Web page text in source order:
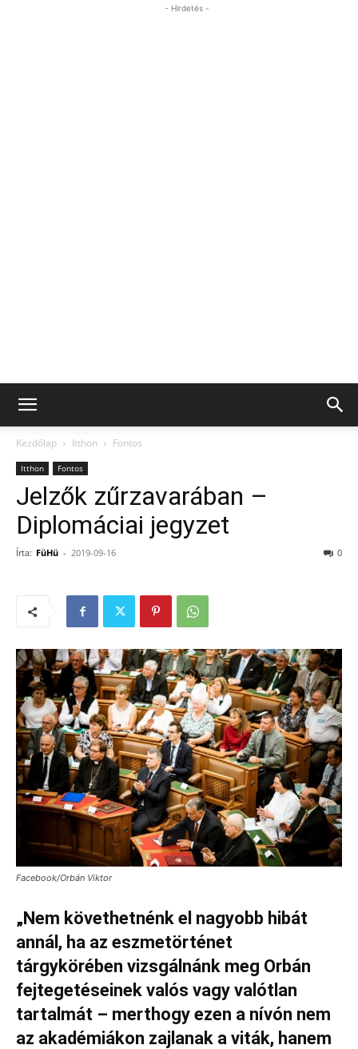
- Hirdetés -
Kezdőlap Itthon Fontos
Itthon Fontos
Jelzők zűrzavarában –
Diplomáciai jegyzet
Írta: FüHü - 2019-09-16 0
Facebook/Orbán Viktor
„Nem követhetnénk el nagyobb hibát
annál, ha az eszmetörténet
tárgykörében vizsgálnánk meg Orbán
fejtegetéseinek valós vagy valótlan
tartalmát – merthogy ezen a nívón nem
az akadémiákon zajlanak a viták, hanem